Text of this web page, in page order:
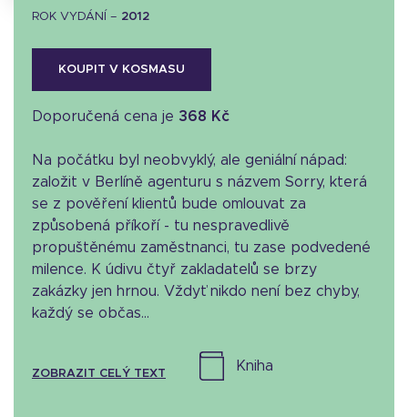
ROK VYDÁNÍ – 2012
KOUPIT V KOSMASU
Doporučená cena je 368 Kč
Na počátku byl neobvyklý, ale geniální nápad:
založit v Berlíně agenturu s názvem Sorry, která
se z pověření klientů bude omlouvat za
způsobená příkoří - tu nespravedlivě
propuštěnému zaměstnanci, tu zase podvedené
milence. K údivu čtyř zakladatelů se brzy
zakázky jen hrnou. Vždyť nikdo není bez chyby,
každý se občas...
ZOBRAZIT CELÝ TEXT
kniha